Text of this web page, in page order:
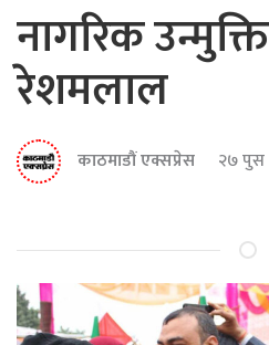
नागरिक
रेशमलाल
काठमाडौं एक्सप्रेस २७ पुस